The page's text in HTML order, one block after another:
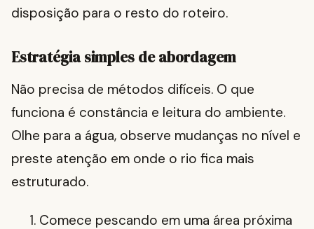
disposição para o resto do roteiro.
Estratégia simples de abordagem
Não precisa de métodos difíceis. O que
funciona é constância e leitura do ambiente.
Olhe para a água, observe mudanças no nível e
preste atenção em onde o rio fica mais
estruturado.
Comece pescando em uma área próxima